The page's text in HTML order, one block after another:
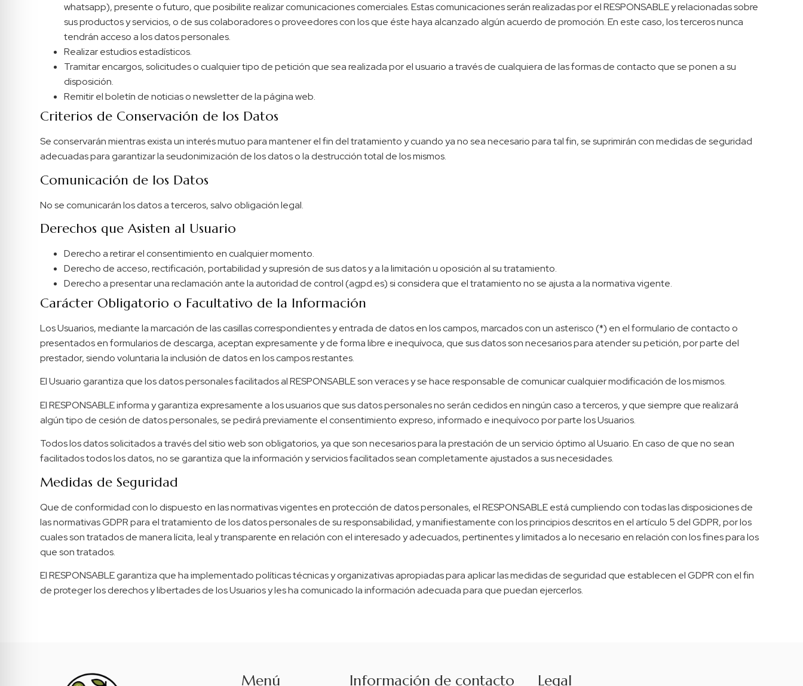
whatsapp), presente o futuro, que posibilite realizar comunicaciones comerciales. Estas comunicaciones serán realizadas por el RESPONSABLE y relacionadas sobre
sus productos y servicios, o de sus colaboradores o proveedores con los que éste haya alcanzado algún acuerdo de promoción. En este caso, los terceros nunca
tendrán acceso a los datos personales.
Realizar estudios estadísticos.
Tramitar encargos, solicitudes o cualquier tipo de petición que sea realizada por el usuario a través de cualquiera de las formas de contacto que se ponen a su
disposición.
Remitir el boletín de noticias o newsletter de la página web.
Criterios de Conservación de los Datos
Se conservarán mientras exista un interés mutuo para mantener el fin del tratamiento y cuando ya no sea necesario para tal fin, se suprimirán con medidas de seguridad
adecuadas para garantizar la seudonimización de los datos o la destrucción total de los mismos.
Comunicación de los Datos
No se comunicarán los datos a terceros, salvo obligación legal.
Derechos que Asisten al Usuario
Derecho a retirar el consentimiento en cualquier momento.
Derecho de acceso, rectificación, portabilidad y supresión de sus datos y a la limitación u oposición al su tratamiento.
Derecho a presentar una reclamación ante la autoridad de control (agpd.es) si considera que el tratamiento no se ajusta a la normativa vigente.
Carácter Obligatorio o Facultativo de la Información
Los Usuarios, mediante la marcación de las casillas correspondientes y entrada de datos en los campos, marcados con un asterisco (*) en el formulario de contacto o
presentados en formularios de descarga, aceptan expresamente y de forma libre e inequívoca, que sus datos son necesarios para atender su petición, por parte del
prestador, siendo voluntaria la inclusión de datos en los campos restantes.
El Usuario garantiza que los datos personales facilitados al RESPONSABLE son veraces y se hace responsable de comunicar cualquier modificación de los mismos.
El RESPONSABLE informa y garantiza expresamente a los usuarios que sus datos personales no serán cedidos en ningún caso a terceros, y que siempre que realizará
algún tipo de cesión de datos personales, se pedirá previamente el consentimiento expreso, informado e inequívoco por parte los Usuarios.
Todos los datos solicitados a través del sitio web son obligatorios, ya que son necesarios para la prestación de un servicio óptimo al Usuario. En caso de que no sean
facilitados todos los datos, no se garantiza que la información y servicios facilitados sean completamente ajustados a sus necesidades.
Medidas de Seguridad
Que de conformidad con lo dispuesto en las normativas vigentes en protección de datos personales, el RESPONSABLE está cumpliendo con todas las disposiciones de
las normativas GDPR para el tratamiento de los datos personales de su responsabilidad, y manifiestamente con los principios descritos en el artículo 5 del GDPR, por los
cuales son tratados de manera lícita, leal y transparente en relación con el interesado y adecuados, pertinentes y limitados a lo necesario en relación con los fines para los
que son tratados.
El RESPONSABLE garantiza que ha implementado políticas técnicas y organizativas apropiadas para aplicar las medidas de seguridad que establecen el GDPR con el fin
de proteger los derechos y libertades de los Usuarios y les ha comunicado la información adecuada para que puedan ejercerlos.
Menú Información de contacto Legal